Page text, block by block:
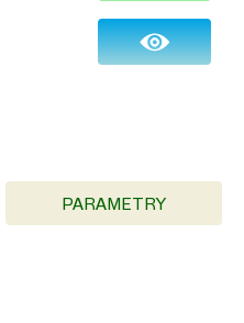
PARAMETRY